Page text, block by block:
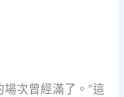
次曾經滿了。”這